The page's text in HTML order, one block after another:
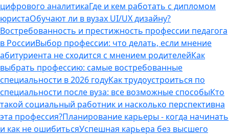
цифрового аналитикаГде и кем работать с дипломом
юристаОбучают ли в вузах UI/UX дизайну?
Востребованность и престижность профессии педагога
в РоссииВыбор профессии: что делать, если мнение
абитуриента не сходится с мнением родителейКак
выбрать профессию: самые востребованные
специальности в 2026 годуКак трудоустроиться по
специальности после вуза: все возможные способыКто
такой социальный работник и насколько перспективна
эта профессия?Планирование карьеры - когда начинать
и как не ошибитьсяУспешная карьера без высшего